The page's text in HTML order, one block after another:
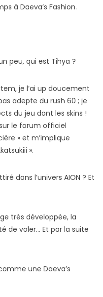
à Daeva’s Fashion.
peu, qui est Tihya ?
je l’ai up doucement
adepte du rush 60 ; je
du jeu dont les skins !
le forum officiel
» et m’implique
».
dans l’univers AION ? Et
très développée, la
de voler… Et par la suite
une Daeva’s